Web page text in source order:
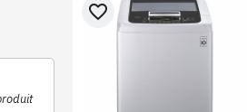
favorite_border